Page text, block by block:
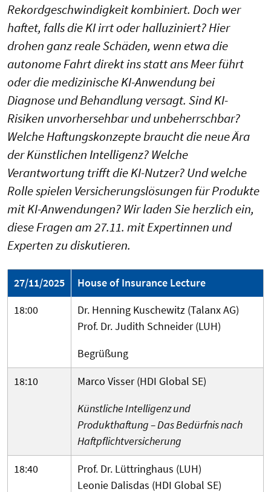
Rekordgeschwindigkeit kombiniert. Doch wer
haftet, falls die KI irrt oder halluziniert? Hier
drohen ganz reale Schäden, wenn etwa die
autonome Fahrt direkt ins statt ans Meer führt
oder die medizinische KI-Anwendung bei
Diagnose und Behandlung versagt. Sind KI-
Risiken unvorhersehbar und unbeherrschbar?
Welche Haftungskonzepte braucht die neue Ära
der Künstlichen Intelligenz? Welche
Verantwortung trifft die KI-Nutzer? Und welche
Rolle spielen Versicherungslösungen für Produkte
mit KI-Anwendungen? Wir laden Sie herzlich ein,
diese Fragen am 27.11. mit Expertinnen und
Experten zu diskutieren.
27/11/2025
House of Insurance Lecture
18:00
Dr. Henning Kuschewitz (Talanx AG)
Prof. Dr. Judith Schneider (LUH)
Begrüßung
18:10
Marco Visser (HDI Global SE)
Künstliche Intelligenz und
Produkthaftung – Das Bedürfnis nach
Haftpflichtversicherung
18:40
Prof. Dr. Lüttringhaus (LUH)
Leonie Dalisdas (HDI Global SE)